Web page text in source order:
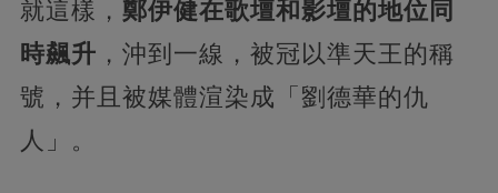
就這樣， 鄭伊健在歌壇和影壇的地位同
時飆升 ，沖到一線，被冠以準天王的稱
號，并且被媒體渲染成「劉德華的仇
人」。